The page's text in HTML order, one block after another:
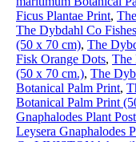
Ficus Plantae Print,
The Dybdahl Co
(50 x 70 cm), The
Fisk Orange Dots, The
(50 x 70 cm.), The
Botanical Palm Print,
Botanical Palm Print
Gnaphalodes Plant
Leysera Gnaphalodes